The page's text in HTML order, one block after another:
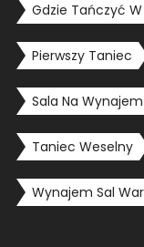
Gdzie Tańczyć
Pierwszy Taniec
Sala Na
Taniec Weselny
Wynajem Sal